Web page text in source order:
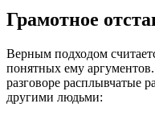
Грамотное
Верным подходом
понятных ему аргументов.
разговоре расплывчатые
другими людьми: